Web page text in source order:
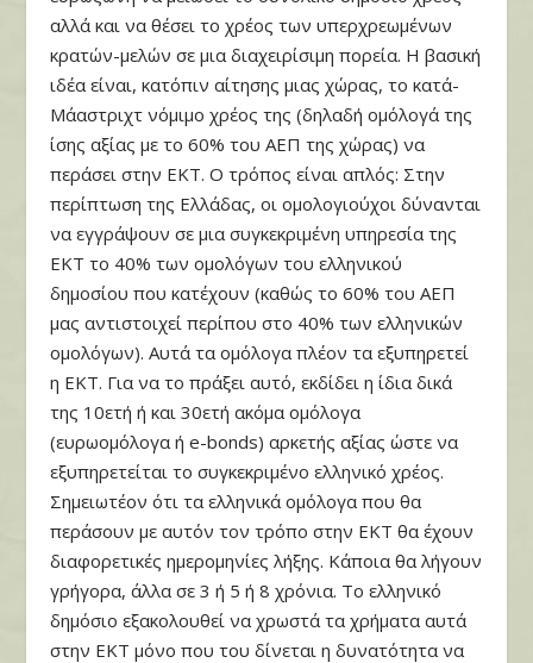
αλλά και να θέσει το χρέος των υπερχρεωμένων
κρατών-μελών σε μια διαχειρίσιμη πορεία. Η βασική
ιδέα είναι, κατόπιν αίτησης μιας χώρας, το κατά-
Μάαστριχτ νόμιμο χρέος της (δηλαδή ομόλογά της
ίσης αξίας με το 60% του ΑΕΠ της χώρας) να
περάσει στην ΕΚΤ. Ο τρόπος είναι απλός: Στην
περίπτωση της Ελλάδας, οι ομολογιούχοι δύνανται
να εγγράψουν σε μια συγκεκριμένη υπηρεσία της
ΕΚΤ το 40% των ομολόγων του ελληνικού
δημοσίου που κατέχουν (καθώς το 60% του ΑΕΠ
μας αντιστοιχεί περίπου στο 40% των ελληνικών
ομολόγων). Αυτά τα ομόλογα πλέον τα εξυπηρετεί
η ΕΚΤ. Για να το πράξει αυτό, εκδίδει η ίδια δικά
της 10ετή ή και 30ετή ακόμα ομόλογα
(ευρωομόλογα ή e-bonds) αρκετής αξίας ώστε να
εξυπηρετείται το συγκεκριμένο ελληνικό χρέος.
Σημειωτέον ότι τα ελληνικά ομόλογα που θα
περάσουν με αυτόν τον τρόπο στην ΕΚΤ θα έχουν
διαφορετικές ημερομηνίες λήξης. Κάποια θα λήγουν
γρήγορα, άλλα σε 3 ή 5 ή 8 χρόνια. Το ελληνικό
δημόσιο εξακολουθεί να χρωστά τα χρήματα αυτά
στην ΕΚΤ μόνο που του δίνεται η δυνατότητα να